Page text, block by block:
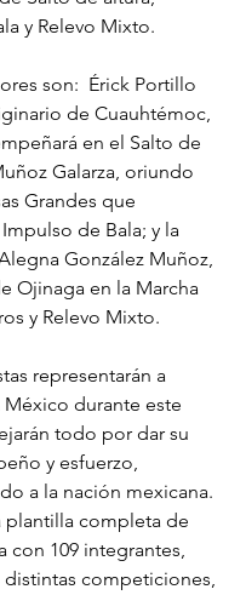
y Relevo Mixto.
son:  Érick Portillo
de Cuauhtémoc,
en el Salto de
Galarza, oriundo
Grandes que
de Bala; y la
González Muñoz,
Ojinaga en la Marcha
y Relevo Mixto.
representarán a
México durante este
todo por dar su
y esfuerzo,
a la nación mexicana.
plantilla completa de
con 109 integrantes,
distintas competiciones,